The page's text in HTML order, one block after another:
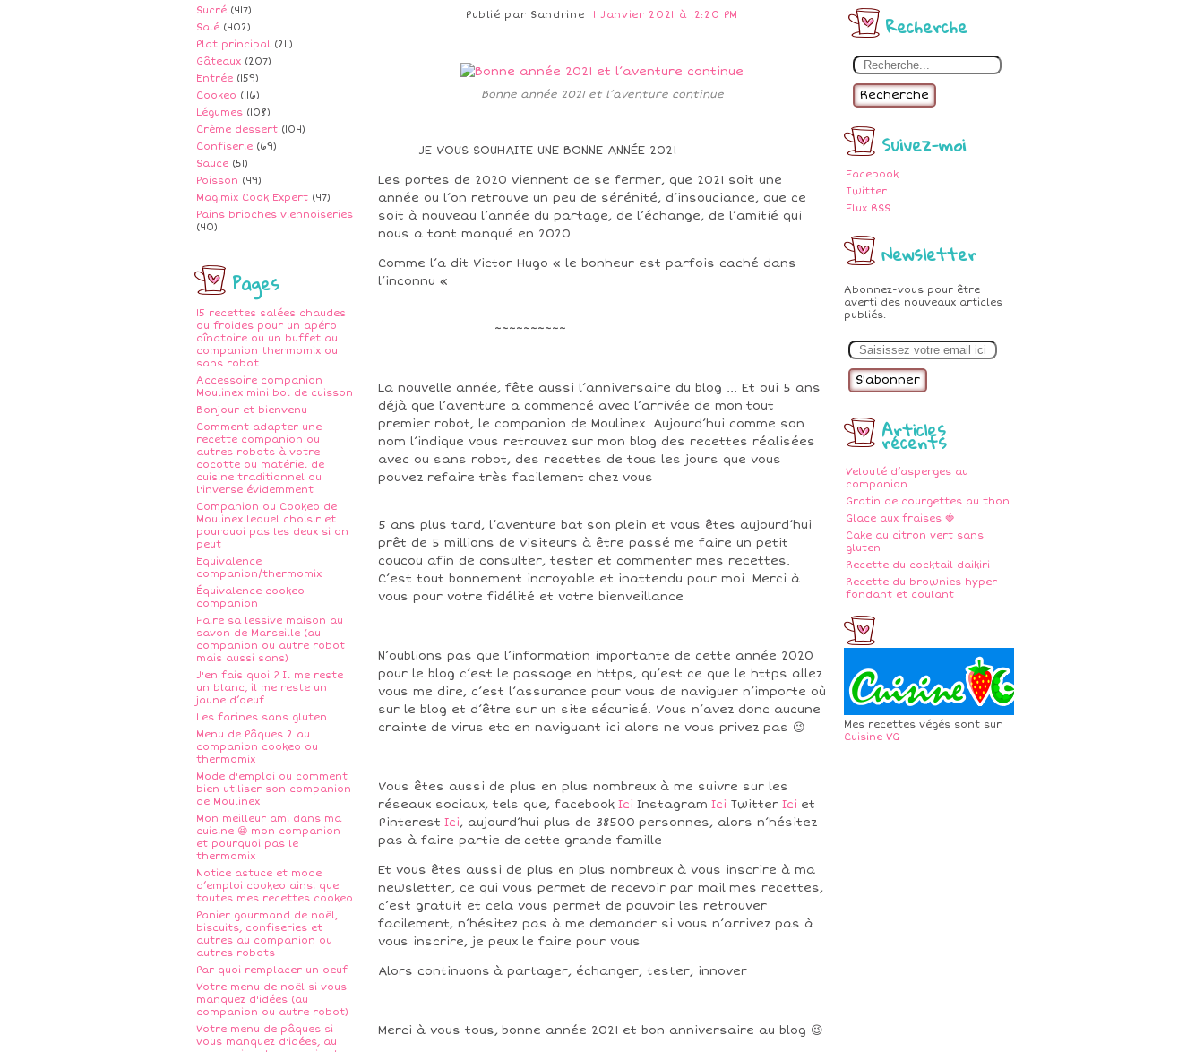
Sucré (417)
Salé (402)
Plat principal (211)
Gâteaux (207)
Entrée (159)
Cookeo (116)
Légumes (108)
Crème dessert (104)
Confiserie (69)
Sauce (51)
Poisson (49)
Magimix Cook Expert (47)
Pains brioches viennoiseries
(40)
Pages
15 recettes salées chaudes
ou froides pour un apéro
dînatoire ou un buffet au
companion thermomix ou
sans robot
Accessoire companion
Moulinex mini bol de cuisson
Bonjour et bienvenu
Comment adapter une
recette companion ou
autres robots à votre
cocotte ou matériel de
cuisine traditionnel ou
l'inverse évidemment
Companion ou Cookeo de
Moulinex lequel choisir et
pourquoi pas les deux si on
peut
Equivalence
companion/thermomix
Équivalence cookeo
companion
Faire sa lessive maison au
savon de Marseille (au
companion ou autre robot
mais aussi sans)
J'en fais quoi ? Il me reste
un blanc, il me reste un
jaune d’oeuf
Les farines sans gluten
Menu de Pâques 2 au
companion cookeo ou
thermomix
Mode d'emploi ou comment
bien utiliser son companion
de Moulinex
Mon meilleur ami dans ma
cuisine 😆 mon companion
et pourquoi pas le
thermomix
Notice astuce et mode
d’emploi cookeo ainsi que
toutes mes recettes cookeo
Panier gourmand de noël,
biscuits, confiseries et
autres au companion ou
autres robots
Par quoi remplacer un oeuf
Votre menu de noël si vous
manquez d'idées (au
companion ou autre robot)
Votre menu de pâques si
vous manquez d'idées, au
Recherche
Recherche
Suivez-moi
Facebook
Twitter
Flux RSS
Newsletter
Abonnez-vous pour être
averti des nouveaux articles
publiés.
m
Articles
récents
Velouté d’asperges au
companion
Gratin de courgettes au thon
Glace aux fraises 🍓
Cake au citron vert sans
gluten
Recette du cocktail daikiri
Recette du brownies hyper
fondant et coulant
Mes recettes végés sont sur
Cuisine VG
Publié par Sandrine 1 Janvier 2021 à 12:20 PM
Bonne année 2021 et l’aventure continue
JE VOUS SOUHAITE UNE BONNE ANNÉE 2021
Les portes de 2020 viennent de se fermer, que 2021 soit une
année ou l’on retrouve un peu de sérénité, d’insouciance, que ce
soit à nouveau l’année du partage, de l’échange, de l’amitié qui
nous a tant manqué en 2020
Comme l’a dit Victor Hugo « le bonheur est parfois caché dans
l’inconnu «
~~~~~~~~~~
La nouvelle année, fête aussi l’anniversaire du blog ... Et oui 5 ans
déjà que l’aventure a commencé avec l’arrivée de mon tout
premier robot, le companion de Moulinex. Aujourd’hui comme son
nom l’indique vous retrouvez sur mon blog des recettes réalisées
avec ou sans robot, des recettes de tous les jours que vous
pouvez refaire très facilement chez vous
5 ans plus tard, l’aventure bat son plein et vous êtes aujourd’hui
prêt de 5 millions de visiteurs à être passé me faire un petit
coucou afin de consulter, tester et commenter mes recettes.
C’est tout bonnement incroyable et inattendu pour moi. Merci à
vous pour votre fidélité et votre bienveillance
N’oublions pas que l’information importante de cette année 2020
pour le blog c’est le passage en https, qu’est ce que le https allez
vous me dire, c’est l’assurance pour vous de naviguer n’importe où
sur le blog et d’être sur un site sécurisé. Vous n’avez donc aucune
crainte de virus etc en naviguant ici alors ne vous privez pas 😉
Vous êtes aussi de plus en plus nombreux à me suivre sur les
réseaux sociaux, tels que, facebook Ici Instagram Ici Twitter Ici et
Pinterest Ici, aujourd’hui plus de 38500 personnes, alors n’hésitez
pas à faire partie de cette grande famille
Et vous êtes aussi de plus en plus nombreux à vous inscrire à ma
newsletter, ce qui vous permet de recevoir par mail mes recettes,
c’est gratuit et cela vous permet de pouvoir les retrouver
facilement, n’hésitez pas à me demander si vous n’arrivez pas à
vous inscrire, je peux le faire pour vous
Alors continuons à partager, échanger, tester, innover
Merci à vous tous, bonne année 2021 et bon anniversaire au blog 😉